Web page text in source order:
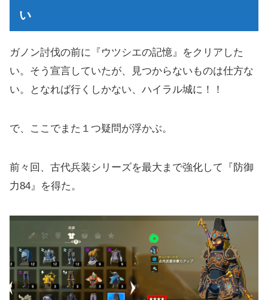
フロドラと戦い始めて３日目
フロドラと戦い始めて４日目
フロドラと戦い始めて５日目
い
ガノン討伐の前に『ウツシエの記憶』をクリアした
い。そう宣言していたが、見つからないものは仕方な
い。となれば行くしかない、ハイラル城に！！
で、ここでまた１つ疑問が浮かぶ。
前々回、古代兵装シリーズを最大まで強化して『防御
力84』を得た。